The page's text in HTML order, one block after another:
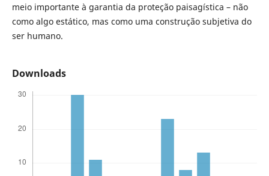
meio importante à garantia da proteção paisagística – não
como algo estático, mas como uma construção subjetiva do
ser humano.
Downloads